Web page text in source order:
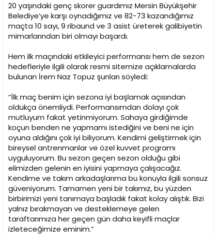
20 yaşındaki genç skorer guardımız Mersin Büyükşehir
Belediye’ye karşı oynadığımız ve 82-73 kazandığımız
maçta 10 sayı, 9 ribaund ve 3 asist üreterek galibiyetin
mimarlarından biri olmayı başardı.
Hem ilk maçındaki etkileyici performansı hem de sezon
hedefleriyle ilgili olarak resmi sitemize açıklamalarda
bulunan İrem Naz Topuz şunları söyledi:
“İlk maç benim için sezona iyi başlamak açısından
oldukça önemliydi. Performansımdan dolayı çok
mutluyum fakat yetinmiyorum. Sahaya girdiğimde
koçun benden ne yapmamı istediğini ve beni ne için
oyuna aldığını çok iyi biliyorum. Kendimi geliştirmek için
bireysel antrenmanlar ve özel kuvvet programı
uyguluyorum. Bu sezon geçen sezon olduğu gibi
elimizden gelenin en iyisini yapmaya çalışacağız.
Kendime ve takım arkadaşlarıma bu konuyla ilgili sonsuz
güveniyorum. Tamamen yeni bir takımız, bu yüzden
birbirimizi yeni tanımaya başladık fakat kolay alıştık. Bizi
yalnız bırakmayan ve desteklemeye gelen
taraftarımıza her geçen gün daha keyifli maçlar
izleteceğimize eminim.”